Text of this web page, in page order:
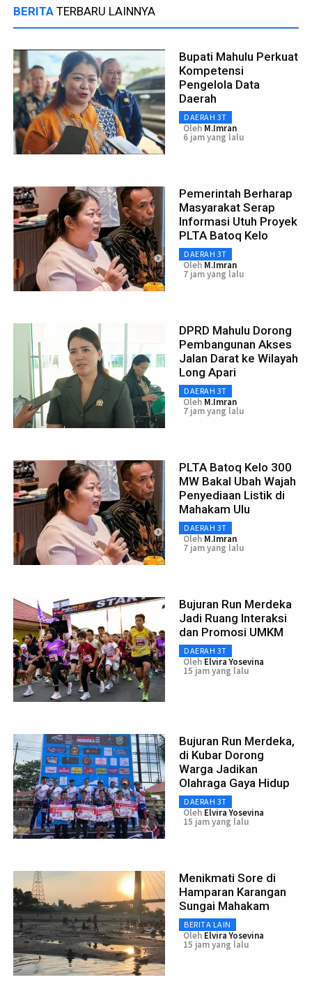
BERITA TERBARU LAINNYA
Bupati Mahulu Perkuat
Kompetensi
Pengelola Data
Daerah
DAERAH 3T
Oleh M.Imran
6 jam yang lalu
Pemerintah Berharap
Masyarakat Serap
Informasi Utuh Proyek
PLTA Batoq Kelo
DAERAH 3T
Oleh M.Imran
7 jam yang lalu
DPRD Mahulu Dorong
Pembangunan Akses
Jalan Darat ke Wilayah
Long Apari
DAERAH 3T
Oleh M.Imran
7 jam yang lalu
PLTA Batoq Kelo 300
MW Bakal Ubah Wajah
Penyediaan Listik di
Mahakam Ulu
DAERAH 3T
Oleh M.Imran
7 jam yang lalu
Bujuran Run Merdeka
Jadi Ruang Interaksi
dan Promosi UMKM
DAERAH 3T
Oleh Elvira Yosevina
15 jam yang lalu
Bujuran Run Merdeka,
di Kubar Dorong
Warga Jadikan
Olahraga Gaya Hidup
DAERAH 3T
Oleh Elvira Yosevina
15 jam yang lalu
Menikmati Sore di
Hamparan Karangan
Sungai Mahakam
BERITA LAIN
Oleh Elvira Yosevina
15 jam yang lalu